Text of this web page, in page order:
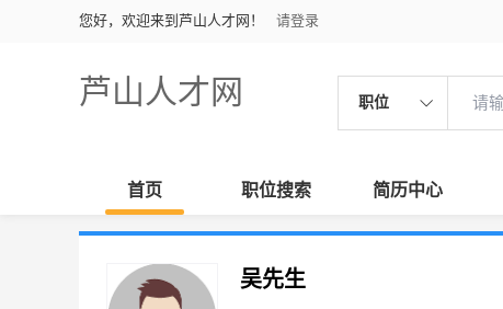
您好，欢迎来到芦山人才网！ 请登录
芦山人才网 职位
首页 职位搜索 简历中心
吴先生